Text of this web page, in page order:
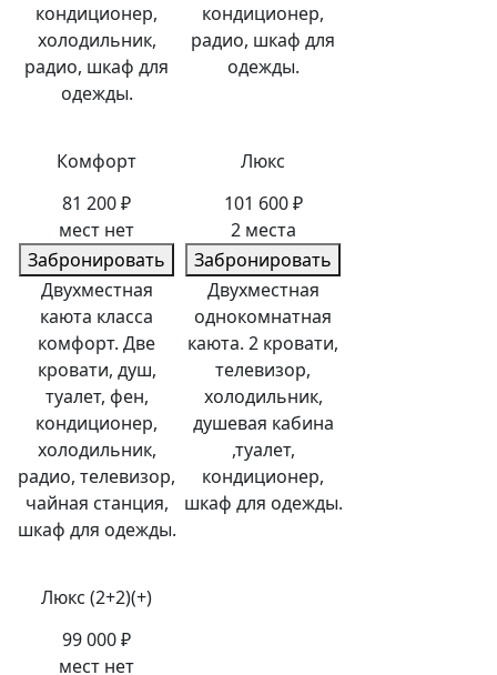
кондиционер,
холодильник,
радио, шкаф для
одежды.
кондиционер,
радио, шкаф для
одежды.
Комфорт
81 200 ₽
мест нет
Забронировать
Двухместная
каюта класса
комфорт. Две
кровати, душ,
туалет, фен,
кондиционер,
холодильник,
радио, телевизор,
чайная станция,
шкаф для одежды.
Люкс
101 600 ₽
2 места
Забронировать
Двухместная
однокомнатная
каюта. 2 кровати,
телевизор,
холодильник,
душевая кабина
,туалет,
кондиционер,
шкаф для одежды.
Люкс (2+2)(+)
99 000 ₽
мест нет